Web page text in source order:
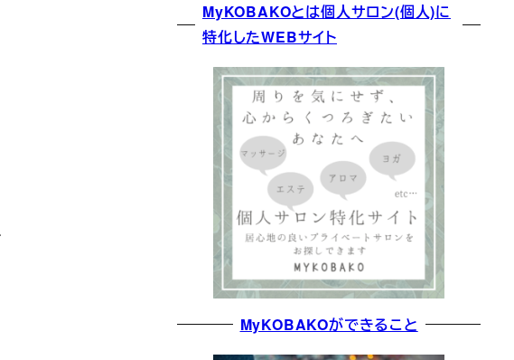
MyKOBAKOとは個人サロン(個人)に
特化したWEBサイト
MyKOBAKOができること